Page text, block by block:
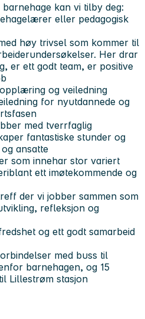
kan vi tilby deg:
eller pedagogisk
høy trivsel som kommer til
Her drar
er ett godt team, er positive
og veiledning
for nyutdannede og
med tverrfaglig
fantastiske stunder og
ansatte
som innehar stor variert
ett imøtekommende og
der vi jobber sammen som
refleksjon og
og ett godt samarbeid
med buss til
barnehagen, og 15
Lillestrøm stasjon